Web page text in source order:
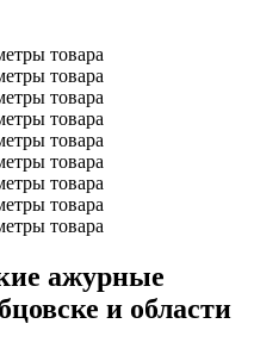
товара
товара
товара
товара
товара
товара
товара
товара
товара
ажурные
и области